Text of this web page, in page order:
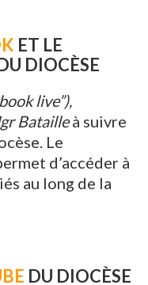
ET LE
DIOCÈSE
live”),
Batailleà suivre
Le
d’accéder à
au long de la
DU DIOCÈSE